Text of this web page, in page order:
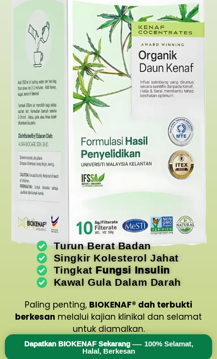
Turun Berat Badan
Singkir Kolesterol Jahat
Tingkat Fungsi Insulin
Kawal Gula Dalam Darah
Paling penting, BIOKENAF® dah terbukti
berkesan melalui kajian klinikal dan selamat
untuk diamalkan.
Dapatkan BIOKENAF Sekarang— 100% Selamat,
Halal, Berkesan